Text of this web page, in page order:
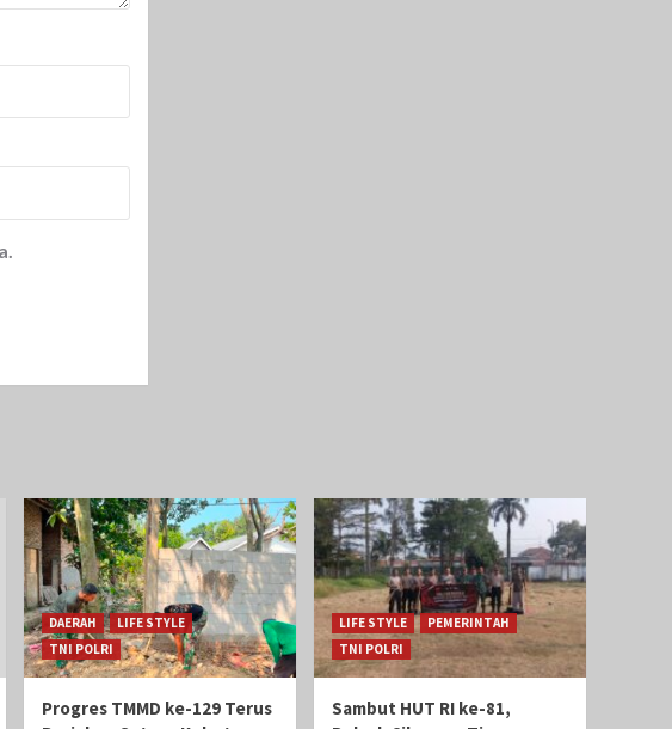
DAERAH
LIFE STYLE
TNI POLRI
Progres TMMD ke-129 Terus
LIFE STYLE
PEMERINTAH
TNI POLRI
Sambut HUT RI ke-81,